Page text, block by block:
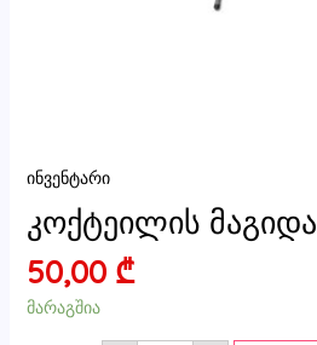
ინვენტარი
კოქტეილის მაგიდა
50,00 ₾
მარაგშია